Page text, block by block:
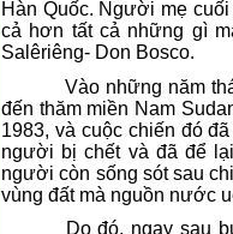
Hàn Quốc. Người mẹ
cả hơn tất cả những gì
Salêriêng- Don Bosco.
Vào những năm
đến thăm miền Nam
1983, và cuộc chiến đó
người bị chết và đã để
người còn sống sót sau
vùng đất mà nguồn nước
Do đó, ngay sau